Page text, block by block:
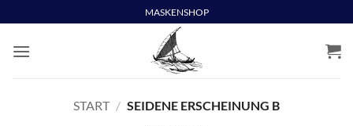
to
content
MASKENSHOP
START / SEIDENE ERSCHEINUNG B